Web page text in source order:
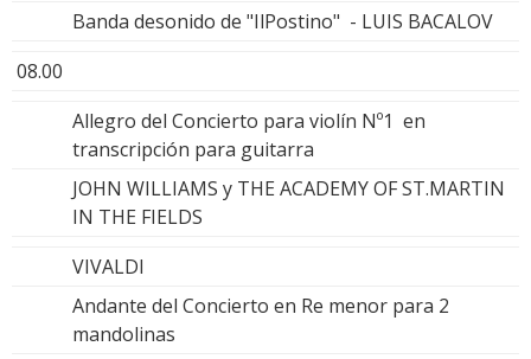
Banda desonido de "IlPostino" - LUIS BACALOV
08.00
Allegro del Concierto para violín Nº1 en
transcripción para guitarra
JOHN WILLIAMS y THE ACADEMY OF ST.MARTIN
IN THE FIELDS
VIVALDI
Andante del Concierto en Re menor para 2
mandolinas